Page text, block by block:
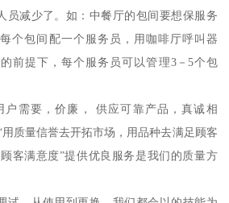
员减少了。如：中餐厅的包间要想保服务
个包间配一个服务员，用咖啡厅呼叫器
前提下，每个服务员可以管理3－5个包
户需要，价廉， 供应可靠产品，真诚相
质量信誉去开拓市场，用品种去满足顾客
客满意度”提供优良服务是我们的质量方